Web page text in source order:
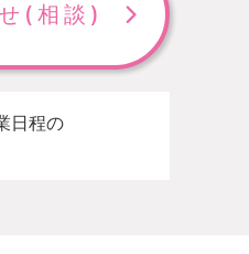
(相談)
日程の